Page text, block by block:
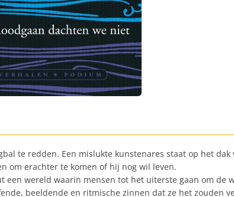
te redden. Een mislukte kunstenares staat op het
om erachter te komen of hij nog wil leven.
een wereld waarin mensen tot het uiterste gaan om
beeldende en ritmische zinnen dat ze het zouden